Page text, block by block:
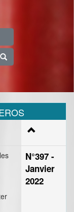
N°397 -
Janvier
2022